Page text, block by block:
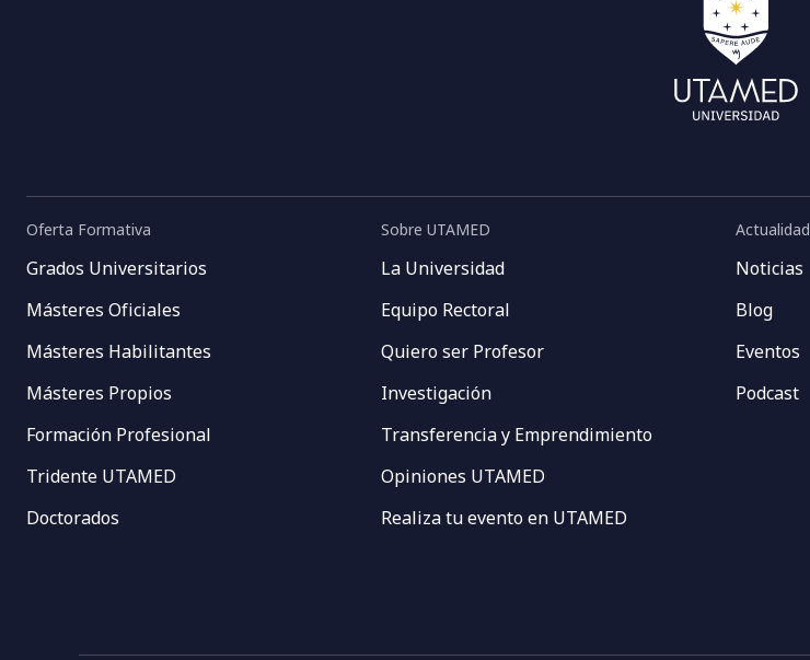
Oferta Formativa
Grados Universitarios
Másteres Oficiales
Másteres Habilitantes
Másteres Propios
Formación Profesional
Tridente UTAMED
Doctorados
Sobre UTAMED
La Universidad
Equipo Rectoral
Quiero ser Profesor
Investigación
Transferencia y Emprendimiento
Opiniones UTAMED
Realiza tu evento en UTAMED
Actualidad
Noticias
Blog
Eventos
Podcast